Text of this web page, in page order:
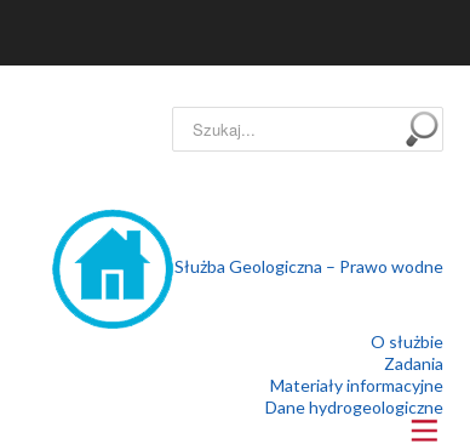
Szukaj...
Służba Geologiczna – Prawo wodne
O służbie
Zadania
Materiały informacyjne
Dane hydrogeologiczne